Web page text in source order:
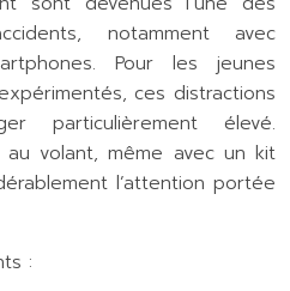
notamment avec
Pour les jeunes
ces distractions
particulièrement élevé.
au volant, même avec un kit
l’attention portée
: